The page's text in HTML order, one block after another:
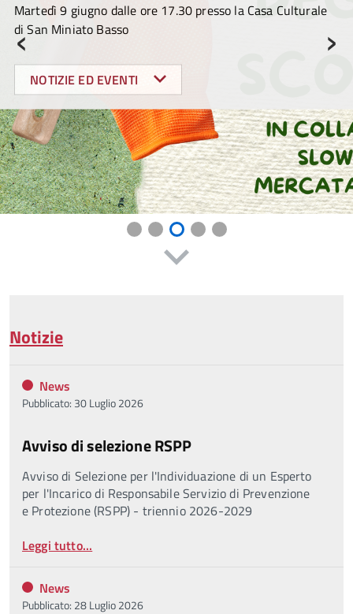
Martedì9 giugno dalle ore 17.30 presso la Casa Culturale
di San Miniato Basso
NOTIZIE ED EVENTI
‹ ›
Notizie
News
Pubblicato: 30 Luglio 2026
Avviso di selezione RSPP
Avviso di Selezione per l'Individuazione di un Esperto
per l'Incarico di Responsabile Servizio di Prevenzione
e Protezione (RSPP) - triennio 2026-2029
Leggi tutto...
News
Pubblicato: 28 Luglio 2026